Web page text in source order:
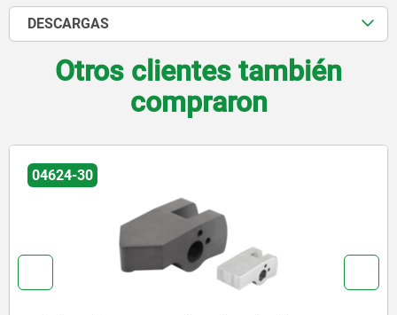
DESCARGAS
Otros clientes también
compraron
04624-30